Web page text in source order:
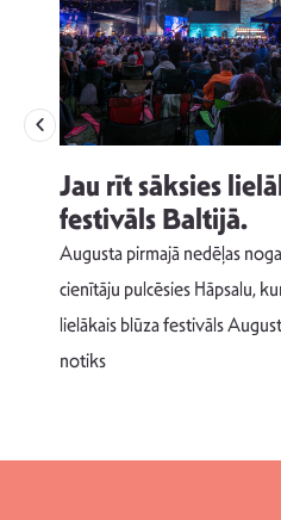
Jau rīt sāksies
festivāls Baltijā.
Augusta pirmajā nedēļas
cienītāju pulcēsies Hāpsalu,
lielākais blūza festivāls
notiks